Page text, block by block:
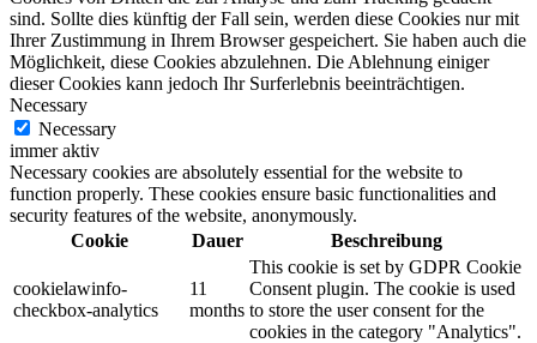
sind. Sollte dies künftig der Fall sein, werden diese Cookies nur mit
Ihrer Zustimmung in Ihrem Browser gespeichert. Sie haben auch die
Möglichkeit, diese Cookies abzulehnen. Die Ablehnung einiger
dieser Cookies kann jedoch Ihr Surferlebnis beeinträchtigen.
Necessary
Necessary
immer aktiv
Necessary cookies are absolutely essential for the website to
function properly. These cookies ensure basic functionalities and
security features of the website, anonymously.
Cookie
Dauer Beschreibung
cookielawinfo-
checkbox-analytics
11
months
This cookie is set by GDPR Cookie
Consent plugin. The cookie is used
to store the user consent for the
cookies in the category "Analytics".